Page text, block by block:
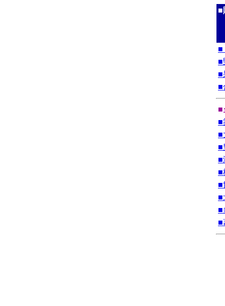
■
■
■
■
■
■
■
■
■
■
■
■
■
■
■